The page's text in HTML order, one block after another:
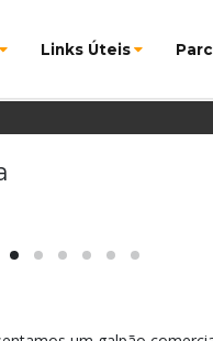
Links Úteis